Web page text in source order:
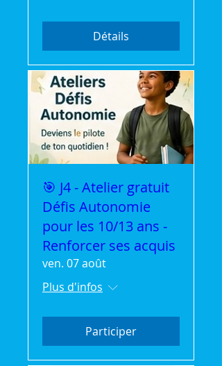
Détails
🎯 J4 - Atelier gratuit
Défis Autonomie
pour les 10/13 ans -
Renforcer ses acquis
ven. 07 août
Plus d'infos
Participer